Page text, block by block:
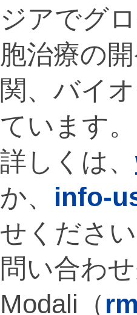
ジアでグ
胞治療の
関、バイ
ています。
詳しくは、
か、 info-
せください
問い合わ
Modali（